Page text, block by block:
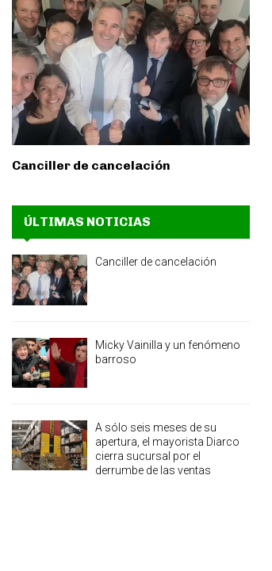
Canciller de cancelación
ÚLTIMAS NOTICIAS
Canciller de cancelación
Micky Vainilla y un fenómeno
barroso
A sólo seis meses de su
apertura, el mayorista Diarco
cierra sucursal por el
derrumbe de las ventas